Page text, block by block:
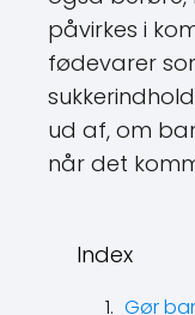
påvirkes i
fødevarer
ud af, om
når det
Index
Gør